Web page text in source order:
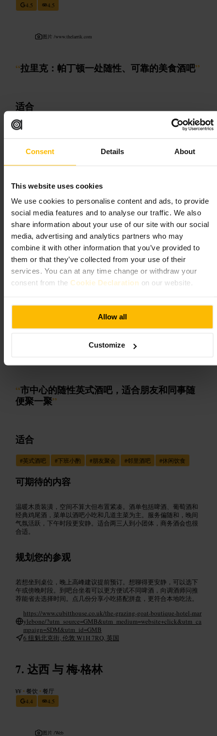
Consent Details About
This website uses cookies
We use cookies to personalise content and ads, to provide
social media features and to analyse our traffic. We also
share information about your use of our site with our social
media, advertising and analytics partners who may
combine it with other information that you’ve provided to
them or that they’ve collected from your use of their
services. You can at any time change or withdraw your
consent from the Cookie Declaration on our website.
Allow all
Customize
4.5
4.5
图片 /www.thelarrik.com
“拉里克：帕丁顿一处随性、可靠的美食酒吧”
适合
# 朋友聚餐
可期待的内容
为主。酒单有本地啤酒和常见鸡尾酒。服务快捷，风格不做作。
规划您的参观
如果你计划晚上过去，建议提前预约。到店后可点几道共享菜，方
便多人分着吃。独自一人也能在吧台找到座位。
http://www.thelarrik.com/
32 克罗福德广场，伦敦 W1H 5NN，英国
4.4
“市中心的随性英式酒吧，适合朋友和同事随
便聚一聚”
适合
#英式酒吧 #下班小酌 #朋友聚会 #邻里酒吧 #休闲饮食
可期待的内容
温暖木质装潢，空间不算大但布置紧凑。酒单包括啤酒、葡萄酒和
经典鸡尾酒，菜单以酒吧小吃和几道主菜为主。服务偏随和，晚间
气氛活跃，下午时段更安静。适合两三人到小团体，商务酒会也很
合适。
规划您的参观
若想坐到桌位，晚上高峰建议提前预订。想聊得更安静，可以选下
午或傍晚时段。到吧台坐着可以更方便试不同啤酒，向调酒师问推
荐能省去选择时间。点几份分享小吃搭配拼盘，更符合本地吃法。
https://www.cubitthouse.co.uk/the-grazing-goat-boutique-hotel-mar
ylebone/?utm_source=GMB&utm_medium=website+click&utm_ca
mpaign=SDM&utm_id=GMB
6 纽魁北克街, 伦敦 W1H 7RQ, 英国
达西 与 梅·格林
¥¥ •餐饮 •餐厅
4.4
4.5
图片 /Web